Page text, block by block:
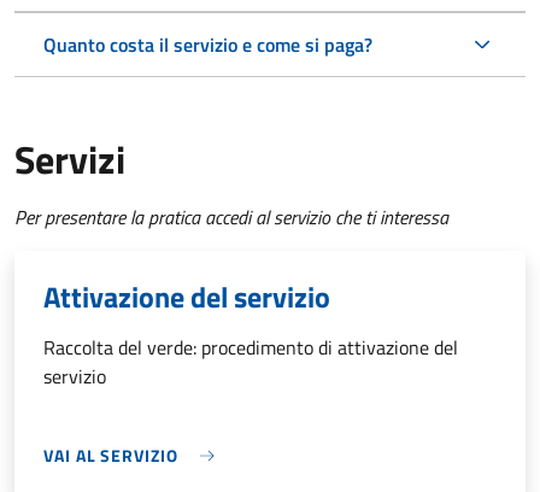
Quanto costa il servizio e come si paga?
Servizi
Per presentare la pratica accedi al servizio che ti interessa
Attivazione del servizio
Raccolta del verde: procedimento di attivazione del
servizio
VAI AL SERVIZIO